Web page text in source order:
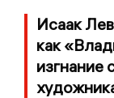
Исаак
как
изгнание